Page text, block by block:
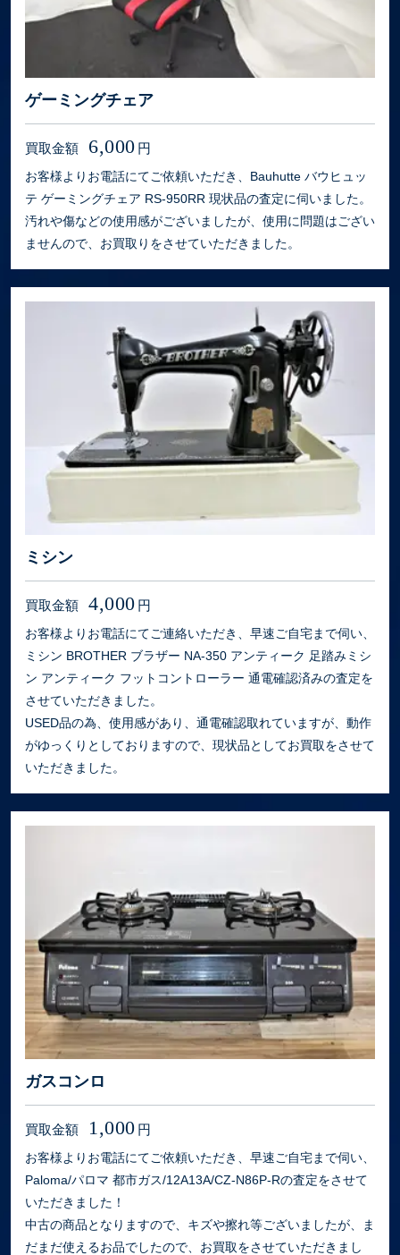
ゲーミングチェア
買取金額 6,000 円
お客様よりお電話にてご依頼いただき、Bauhutte バウヒュッ
テ ゲーミングチェア RS-950RR 現状品の査定に伺いました。
汚れや傷などの使用感がございましたが、使用に問題はござい
ませんので、お買取りをさせていただきました。
ミシン
買取金額 4,000 円
お客様よりお電話にてご連絡いただき、早速ご自宅まで伺い、
ミシン BROTHER ブラザー NA-350 アンティーク 足踏みミシ
ン アンティーク フットコントローラー 通電確認済みの査定を
させていただきました。
USED品の為、使用感があり、通電確認取れていますが、動作
がゆっくりとしておりますので、現状品としてお買取をさせて
いただきました。
ガスコンロ
買取金額 1,000 円
お客様よりお電話にてご依頼いただき、早速ご自宅まで伺い、
Paloma/パロマ 都市ガス/12A13A/CZ-N86P-Rの査定をさせて
いただきました！
中古の商品となりますので、キズや擦れ等ございましたが、ま
だまだ使えるお品でしたので、お買取をさせていただきまし